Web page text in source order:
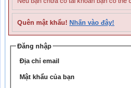
Quên mật khẩu! Nhấn vào đây!
Đăng nhập
Địa chỉ email
Mật khẩu của bạn